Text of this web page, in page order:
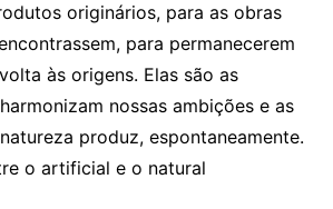
originários, para as obras
para permanecerem
às origens. Elas são as
nossas ambições e as
produz, espontaneamente.
o artificial e o natural